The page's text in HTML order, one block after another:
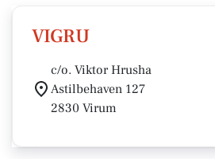
VIGRU
c/o. Viktor Hrusha
Astilbehaven 127
2830 Virum